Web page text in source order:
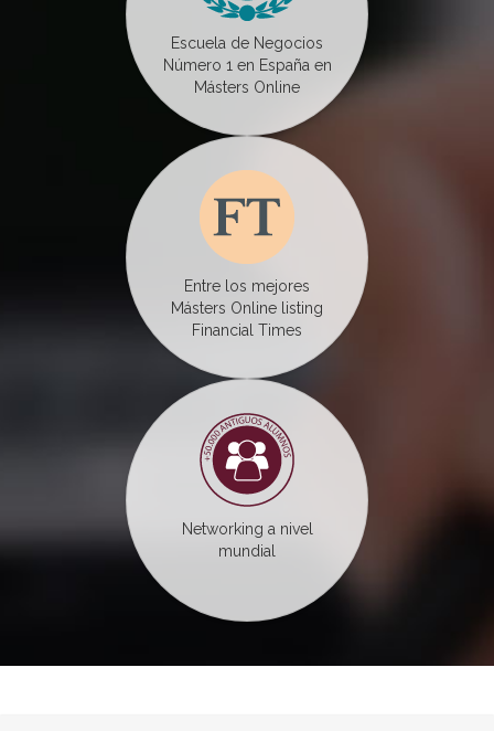
Escuela de Negocios
Número 1 en España en
Másters Online
Entre los mejores
Másters Online listing
Financial Times
Networking a nivel
mundial